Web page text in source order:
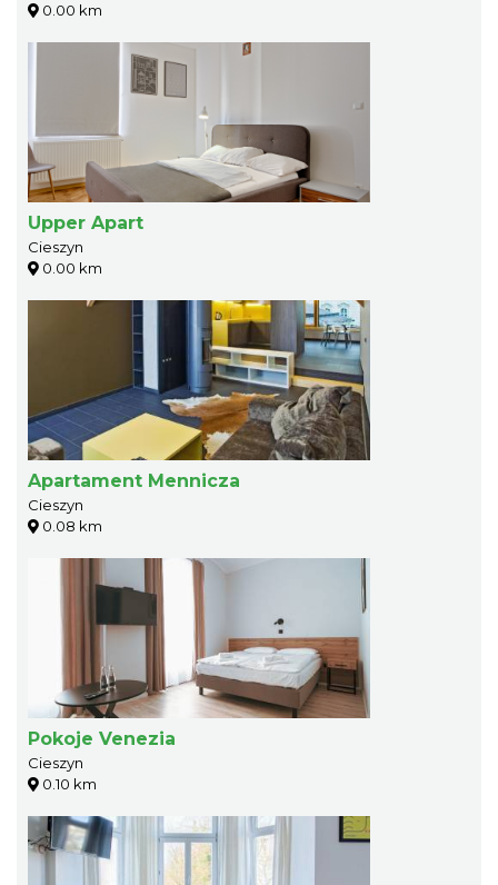
0.00 km
Upper Apart
Cieszyn
0.00 km
Apartament Mennicza
Cieszyn
0.08 km
Pokoje Venezia
Cieszyn
0.10 km